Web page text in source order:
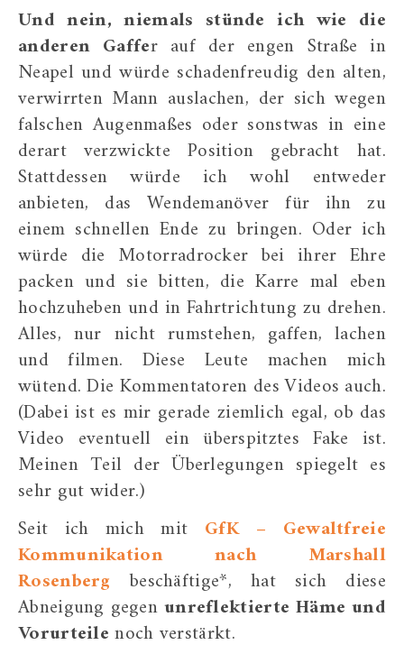
Und nein, niemals stünde ich wie die
anderen Gaffer auf der engen Straße in
Neapel und würde schadenfreudig den alten,
verwirrten Mann auslachen, der sich wegen
falschen Augenmaßes oder sonstwas in eine
derart verzwickte Position gebracht hat.
Stattdessen würde ich wohl entweder
anbieten, das Wendemanöver für ihn zu
einem schnellen Ende zu bringen. Oder ich
würde die Motorradrocker bei ihrer Ehre
packen und sie bitten, die Karre mal eben
hochzuheben und in Fahrtrichtung zu drehen.
Alles, nur nicht rumstehen, gaffen, lachen
und filmen. Diese Leute machen mich
wütend. Die Kommentatoren des Videos auch.
(Dabei ist es mir gerade ziemlich egal, ob das
Video eventuell ein überspitztes Fake ist.
Meinen Teil der Überlegungen spiegelt es
sehr gut wider.)
Seit ich mich mit GfK – Gewaltfreie
Kommunikation nach Marshall
Rosenbergbeschäftige*, hat sich diese
Abneigung gegenunreflektierte Häme und
Vorurteilenoch verstärkt.